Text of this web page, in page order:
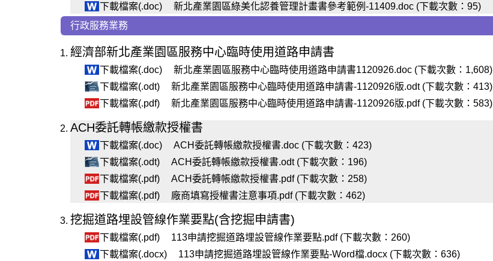
下載檔案(.doc)
新北產業園區綠美化認養管理計畫書參考範例-11409.doc (下載次數：95)
行政服務業務
經濟部新北產業園區服務中心臨時使用道路申請書
下載檔案(.doc)
新北產業園區服務中心臨時使用道路申請書1120926.doc (下載次數：1,608)
下載檔案(.odt)
新北產業園區服務中心臨時使用道路申請書-1120926版.odt (下載次數：413)
下載檔案(.pdf)
新北產業園區服務中心臨時使用道路申請書-1120926版.pdf (下載次數：583)
ACH委託轉帳繳款授權書
下載檔案(.doc)
ACH委託轉帳繳款授權書.doc (下載次數：423)
下載檔案(.odt)
ACH委託轉帳繳款授權書.odt (下載次數：196)
下載檔案(.pdf)
ACH委託轉帳繳款授權書.pdf (下載次數：258)
下載檔案(.pdf)
廠商填寫授權書注意事項.pdf (下載次數：462)
挖掘道路埋設管線作業要點(含挖掘申請書)
下載檔案(.pdf)
113申請挖掘道路埋設管線作業要點.pdf (下載次數：260)
下載檔案(.docx)
113申請挖掘道路埋設管線作業要點-Word檔.docx (下載次數：636)